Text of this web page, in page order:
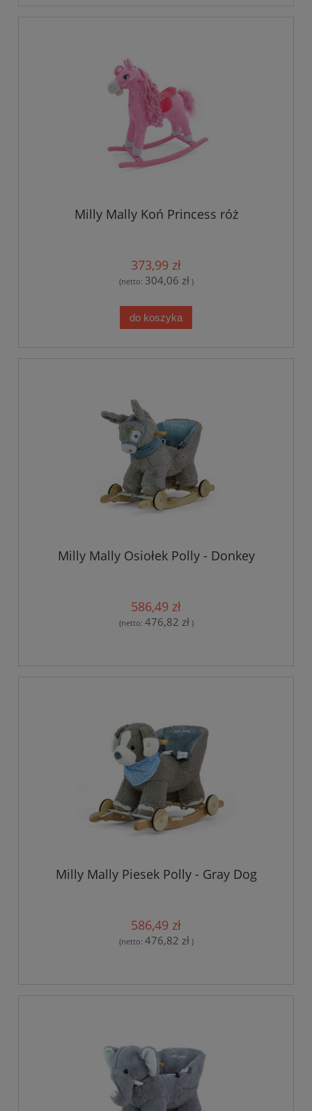
Milly Mally Koń Princess róż
373,99 zł
(netto: 304,06 zł)
do koszyka
Milly Mally Osiołek Polly - Donkey
586,49 zł
(netto: 476,82 zł)
Milly Mally Piesek Polly - Gray Dog
586,49 zł
(netto: 476,82 zł)